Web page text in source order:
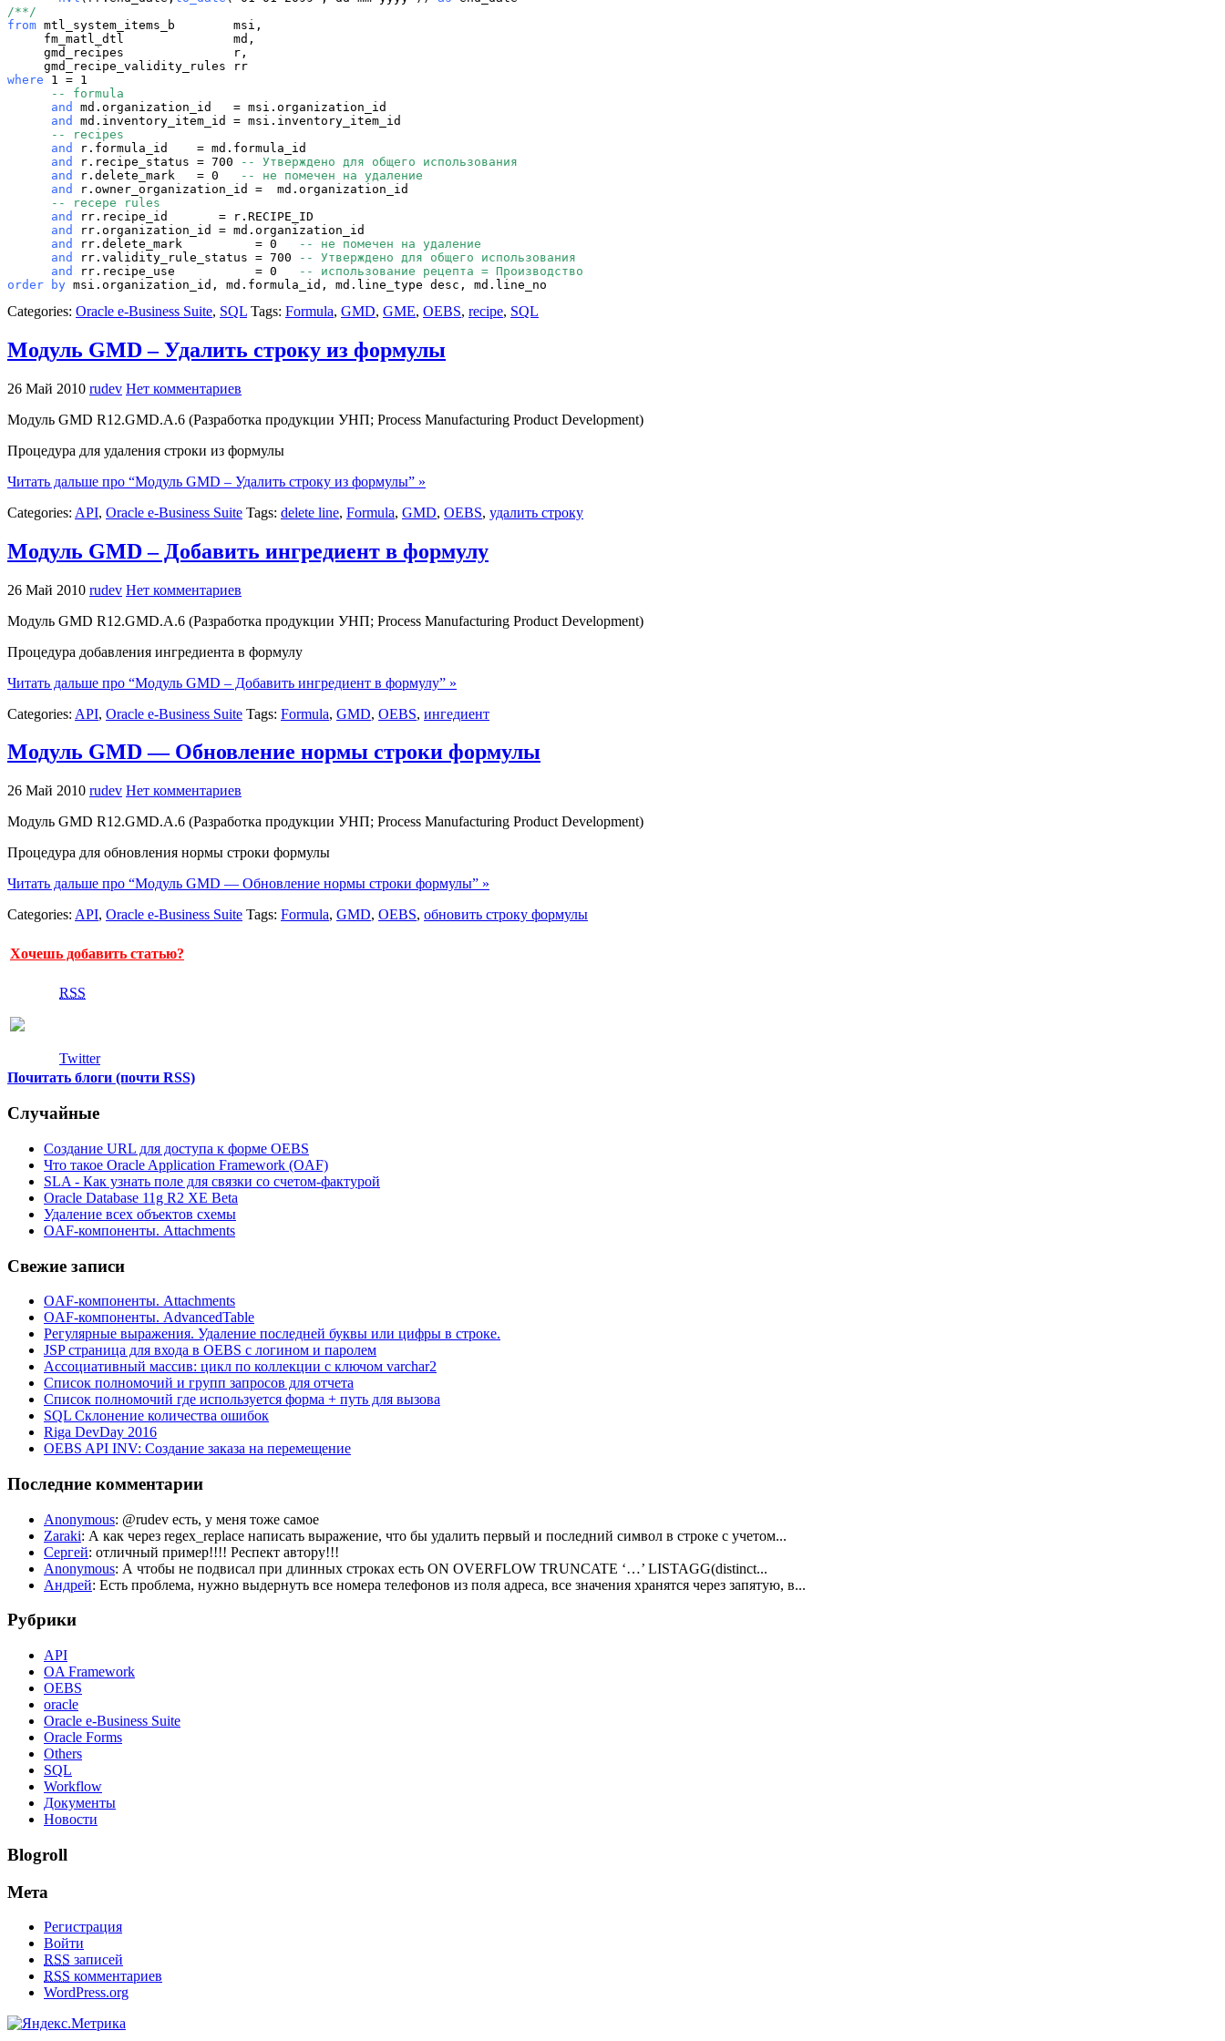
/**/
from mtl_system_items_b        msi,
     fm_matl_dtl               md,
     gmd_recipes               r,
where
      -- formula
      and
      and
      -- recipes
      and
      and
r.recipe_status = 700
-- Утверждено для общего использования
      and
r.delete_mark   = 0
-- не помечен на удаление
      and
      -- recepe rules
      and
      and
      and
rr.delete_mark          = 0
-- не помечен на удаление
      and
rr.validity_rule_status = 700
-- Утверждено для общего использования
and
rr.recipe_use           = 0
-- использование рецепта = Производство
order by msi.organization_id, md.formula_id, md.line_type desc, md.line_no
Categories: Oracle e-Business Suite, SQL Tags: Formula, GMD, GME, OEBS, recipe, SQL
Модуль GMD – Удалить строку из формулы
26 Май 2010 rudev Нет комментариев
Модуль GMD R12.GMD.A.6 (Разработка продукции УНП; Process Manufacturing Product Development)
Процедура для удаления строки из формулы
Читать дальше про “Модуль GMD – Удалить строку из формулы” »
Categories: API, Oracle e-Business Suite Tags: delete line, Formula, GMD, OEBS, удалить строку
Модуль GMD – Добавить ингредиент в формулу
26 Май 2010 rudev Нет комментариев
Модуль GMD R12.GMD.A.6 (Разработка продукции УНП; Process Manufacturing Product Development)
Процедура добавления ингредиента в формулу
Читать дальше про “Модуль GMD – Добавить ингредиент в формулу” »
Categories: API, Oracle e-Business Suite Tags: Formula, GMD, OEBS, ингедиент
Модуль GMD — Обновление нормы строки формулы
26 Май 2010 rudev Нет комментариев
Модуль GMD R12.GMD.A.6 (Разработка продукции УНП; Process Manufacturing Product Development)
Процедура для обновления нормы строки формулы
Читать дальше про “Модуль GMD — Обновление нормы строки формулы” »
Categories: API, Oracle e-Business Suite Tags: Formula, GMD, OEBS, обновить строку формулы
Хочешь добавить статью?
RSS
Twitter
Почитать блоги (почти RSS)
Случайные
Создание URL для доступа к форме OEBS
Что такое Oracle Application Framework (OAF)
SLA - Как узнать поле для связки со счетом-фактурой
Oracle Database 11g R2 XE Beta
Удаление всех объектов схемы
OAF-компоненты. Attachments
Свежие записи
OAF-компоненты. Attachments
OAF-компоненты. AdvancedTable
Регулярные выражения. Удаление последней буквы или цифры в строке.
JSP страница для входа в OEBS с логином и паролем
Ассоциативный массив: цикл по коллекции с ключом varchar2
Список полномочий и групп запросов для отчета
Список полномочий где используется форма + путь для вызова
SQL Склонение количества ошибок
Riga DevDay 2016
OEBS API INV: Создание заказа на перемещение
Последние комментарии
Anonymous: @rudev есть, у меня тоже самое
Zaraki: А как через regex_replace написать выражение, что бы удалить первый и последний символ в строке с учетом...
Сергей: отличный пример!!!! Респект автору!!!
Anonymous: А чтобы не подвисал при длинных строках есть ON OVERFLOW TRUNCATE ‘…’ LISTAGG(distinct...
Андрей: Есть проблема, нужно выдернуть все номера телефонов из поля адреса, все значения хранятся через запятую, в...
Рубрики
API
OA Framework
OEBS
oracle
Oracle e-Business Suite
Oracle Forms
Others
SQL
Workflow
Документы
Новости
Blogroll
Мета
Регистрация
Войти
RSS записей
RSS комментариев
WordPress.org